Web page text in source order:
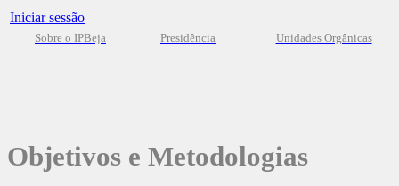
Iniciar sessão
Sobre o IPBeja Presidência Unidades Orgânicas
Objetivos e Metodologias